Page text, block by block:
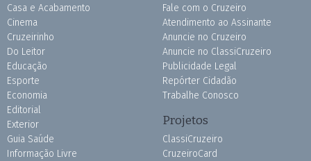
Casa e Acabamento
Cinema
Cruzeirinho
Do Leitor
Educação
Esporte
Economia
Editorial
Exterior
Guia Saúde
Informação Livre
Fale com o Cruzeiro
Atendimento ao Assinante
Anuncie no Cruzeiro
Anuncie no ClassiCruzeiro
Publicidade Legal
Repórter Cidadão
Trabalhe Conosco
Projetos
ClassiCruzeiro
CruzeiroCard